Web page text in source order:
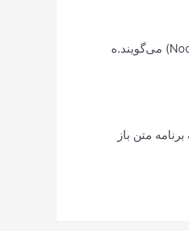
متن باز